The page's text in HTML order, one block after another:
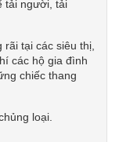
tải người, tải
tại các siêu thị,
các hộ gia đình
chiếc thang
loại.